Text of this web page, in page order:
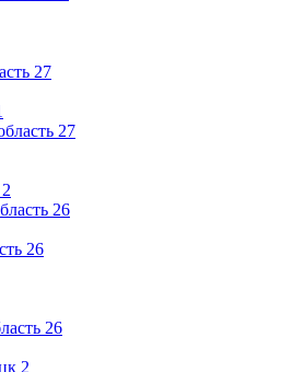
27
27
2
26
26
26
2